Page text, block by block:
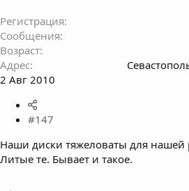
Регистрация
Сообщения
Возраст
Адрес
2 Авг 2010
#147
Наши диски тяжеловаты для нашей
Литые те. Бывает и такое.